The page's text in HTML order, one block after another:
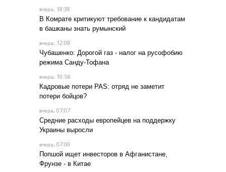
вчера, 18:38
В Комрате критикуют требование к кандидатам
в башканы знать румынский
вчера, 12:08
Чубашенко: Дорогой газ - налог на русофобию
режима Санду-Тофана
вчера, 10:56
Кадровые потери PAS: отряд не заметит
потери бойцов?
вчера, 07:07
Средние расходы европейцев на поддержку
Украины выросли
вчера, 07:00
Попшой ищет инвесторов в Афганистане,
Фрунзе - в Китае